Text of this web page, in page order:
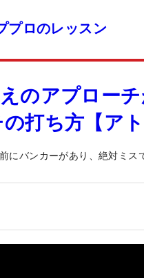
プロのレッスン
のアプロー
打ち方【アト
にバンカーがあり、絶対ミス